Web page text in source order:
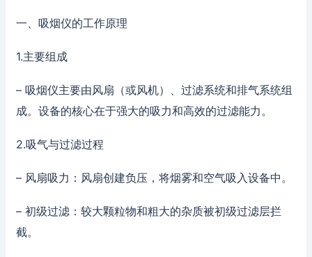
一、吸烟仪的工作原理
1.主要组成
– 吸烟仪主要由风扇（或风机）、过滤系统和排气系统组
成。设备的核心在于强大的吸力和高效的过滤能力。
2.吸气与过滤过程
– 风扇吸力：风扇创建负压，将烟雾和空气吸入设备中。
– 初级过滤：较大颗粒物和粗大的杂质被初级过滤层拦
截。